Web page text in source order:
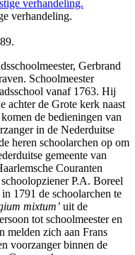
verhandeling.
Gerbrand
Schoolmeester
vanaf 1763. Hij
achter de Grote kerk naast
de bedieningen van
in de Nederduitse
heren schoolarchen op om
gemeente van
Couranten
P.A. Boreel
1791 de schoolarchen te
mixtum’ uit de
tot schoolmeester en
melden zich aan Frans
voorzanger binnen de